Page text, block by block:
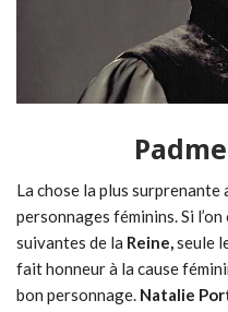
La chose la plus surprenante
personnages féminins. Si
suivantes de la Reine,seule
fait honneur à la cause
bon personnage. Natalie